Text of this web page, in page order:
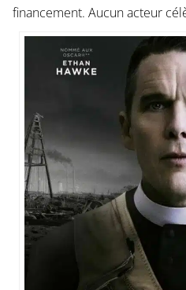
financement. Aucun acteur